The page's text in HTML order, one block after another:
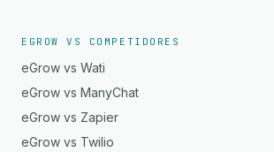
EGROW VS COMPETIDORES
eGrow vs Wati
eGrow vs ManyChat
eGrow vs Zapier
eGrow vs Twilio